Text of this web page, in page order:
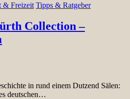
& Freizeit Tipps & Ratgeber
Collection –
in rund einem Dutzend Sälen:
deutschen…